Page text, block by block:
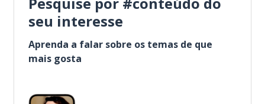
seu interesse
Aprenda a falar sobre os temas de que
mais gosta